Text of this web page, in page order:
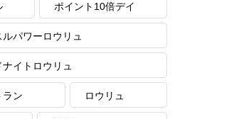
ポイント10倍デイ
ルパワーロウリュ
ナイトロウリュ
ラン ロウリュ